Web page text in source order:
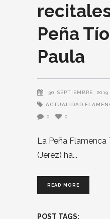
Peña
Paula
30 SEPTIEMBRE, 2019
ACTUALIDAD
0 0
La Peña Flamenca
(Jerez) ha
READ MORE
POST TAGS: